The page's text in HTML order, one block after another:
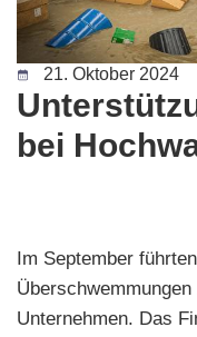
21. Oktober 2024
bei
Im September
Unternehmen. Das